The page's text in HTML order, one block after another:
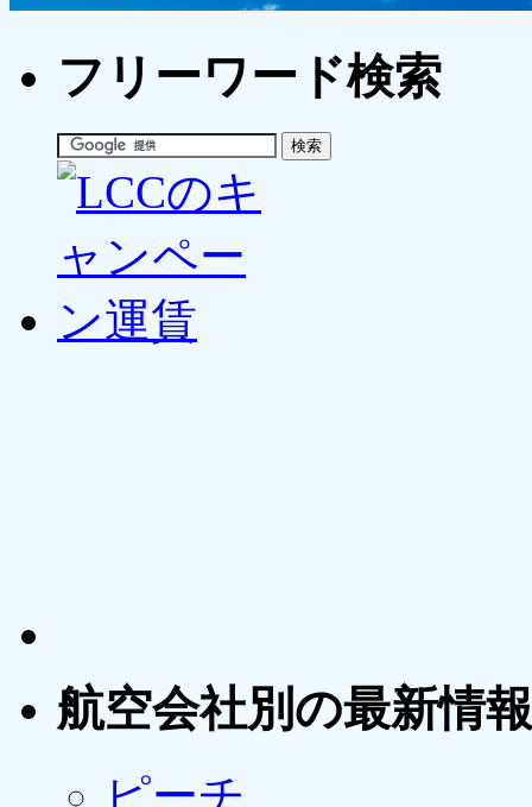
フリーワード検索
航空会社別の最新情報
ピーチ